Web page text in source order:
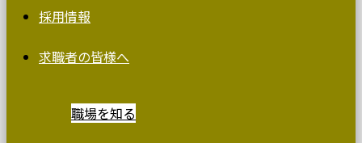
採用情報
求職者の皆様へ
職場を知る